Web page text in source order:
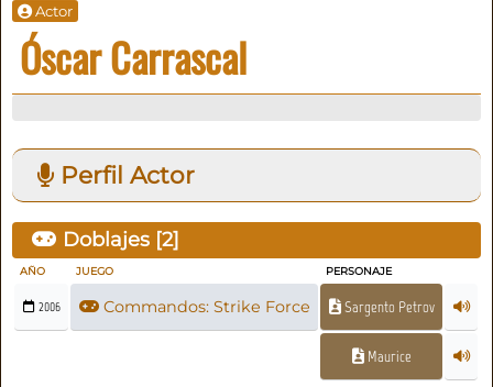
Actor
Óscar Carrascal
Perfil Actor
Doblajes [2]
AÑO JUEGO PERSONAJE
2006 Commandos: Strike Force Sargento Petrov
Maurice